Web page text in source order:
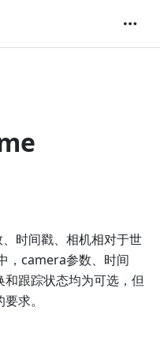
时间戳、相机相对于世
，camera参数、时间
跟踪状态均为可选，但
求。